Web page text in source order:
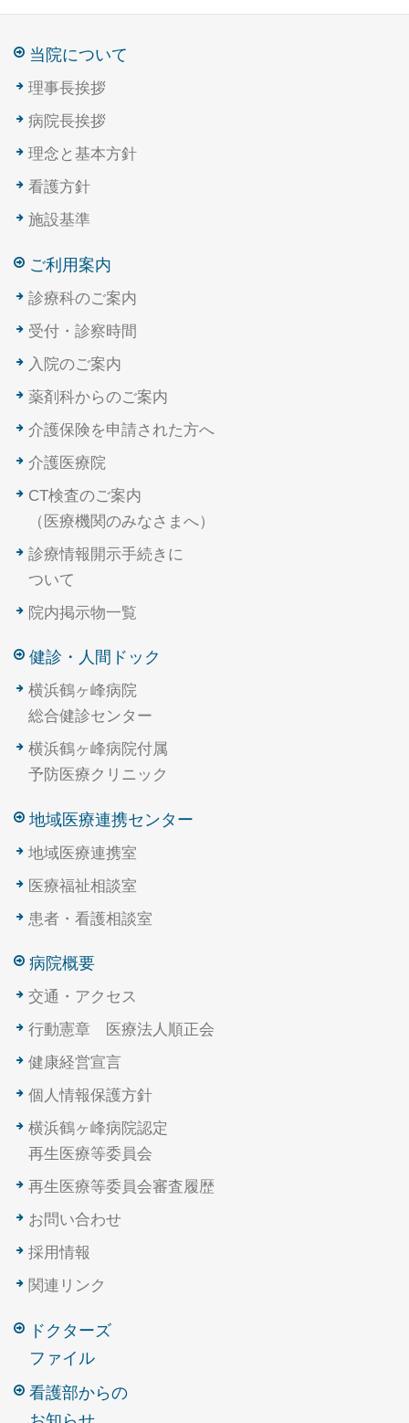
当院について
理事長挨拶
病院長挨拶
理念と基本方針
看護方針
施設基準
ご利用案内
診療科のご案内
受付・診察時間
入院のご案内
薬剤科からのご案内
介護保険を申請された方へ
介護医療院
CT検査のご案内
（医療機関のみなさまへ）
診療情報開示手続きに
ついて
院内掲示物一覧
健診・人間ドック
横浜鶴ヶ峰病院
総合健診センター
横浜鶴ヶ峰病院付属
予防医療クリニック
地域医療連携センター
地域医療連携室
医療福祉相談室
患者・看護相談室
病院概要
交通・アクセス
行動憲章 医療法人順正会
健康経営宣言
個人情報保護方針
横浜鶴ヶ峰病院認定
再生医療等委員会
再生医療等委員会審査履歴
お問い合わせ
採用情報
関連リンク
ドクターズ
ファイル
看護部からの